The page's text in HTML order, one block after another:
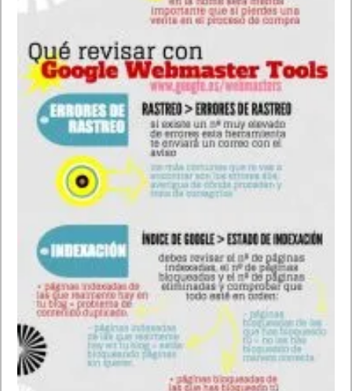
Cada vez me siento más como Michael Knight hablando a Kitt
pero hablando a mi celular. Hay comando muy útiles y permiten
sacarle el máximo partido a Google Now uno de los mejores
desarrollos de Google para Android y su todo poderoso
buscador.